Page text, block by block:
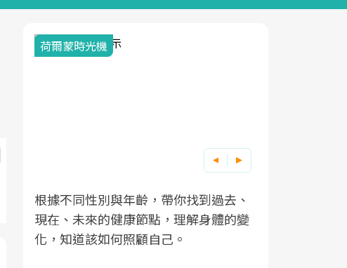
荷爾蒙時光機
根據不同性別與年齡，帶你找到過去、
現在、未來的健康節點，理解身體的變
化，知道該如何照顧自己。